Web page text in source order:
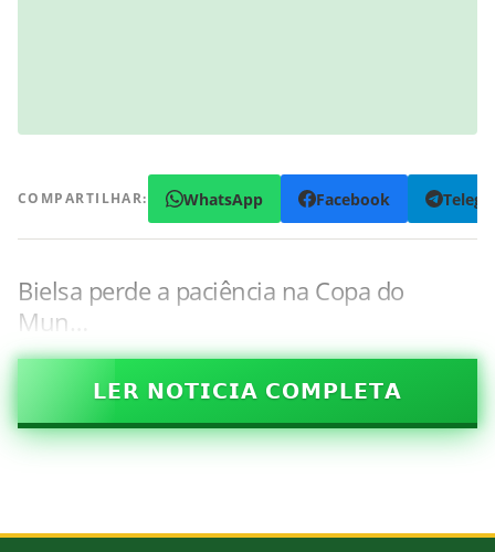
COMPARTILHAR: WhatsApp Facebook
Bielsa perde a paciência na Copa do
Mun…
𝗟𝗘𝗥 𝗡𝗢𝗧𝗜𝗖𝗜𝗔 𝗖𝗢𝗠𝗣𝗟𝗘𝗧𝗔